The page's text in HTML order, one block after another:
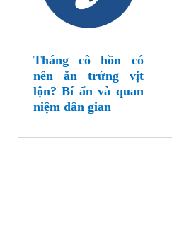
Tháng cô hồn có
nên ăn trứng vịt
lộn? Bí ẩn và quan
niệm dân gian